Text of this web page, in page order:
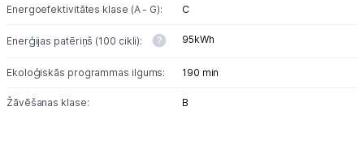
Energoefektivitātes klase (A - G): C
Enerģijas patēriņš (100 cikli): 95kWh
Ekoloģiskās programmas ilgums: 190 min
Žāvēšanas klase: B